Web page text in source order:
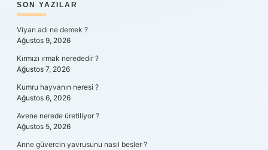
SIDEBAR
SON YAZILAR
Viyan adı ne demek ?
Ağustos 9, 2026
Kırmızı ırmak nerededir ?
Ağustos 7, 2026
Kumru hayvanın neresi ?
Ağustos 6, 2026
Avene nerede üretiliyor ?
Ağustos 5, 2026
Anne güvercin yavrusunu nasıl besler ?